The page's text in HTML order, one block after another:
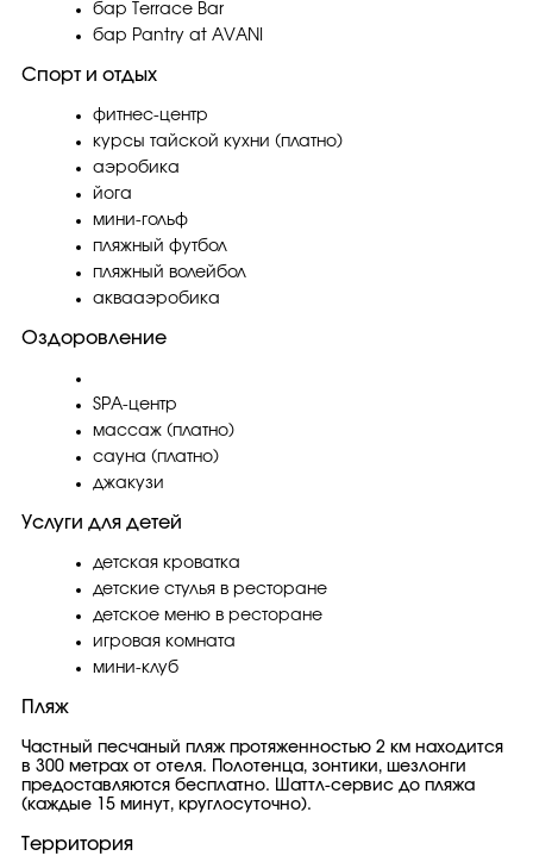
бар Terrace Bar
бар Pantry at AVANI
Спорт и отдых
фитнес-центр
курсы тайской кухни (платно)
аэробика
йога
мини-гольф
пляжный футбол
пляжный волейбол
аквааэробика
Оздоровление
SPA-центр
массаж (платно)
сауна (платно)
джакузи
Услуги для детей
детская кроватка
детские стулья в ресторане
детское меню в ресторане
игровая комната
мини-клуб
Пляж
Частный песчаный пляж протяженностью 2 км находится
в 300 метрах от отеля. Полотенца, зонтики, шезлонги
предоставляются бесплатно. Шаттл-сервис до пляжа
(каждые 15 минут, круглосуточно).
Территория